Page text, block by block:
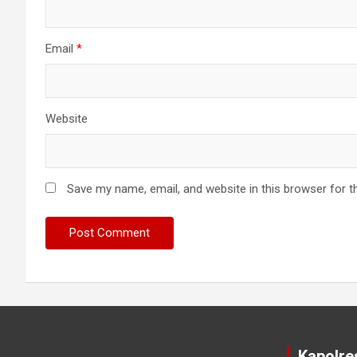
Email *
Website
Save my name, email, and website in this browser for